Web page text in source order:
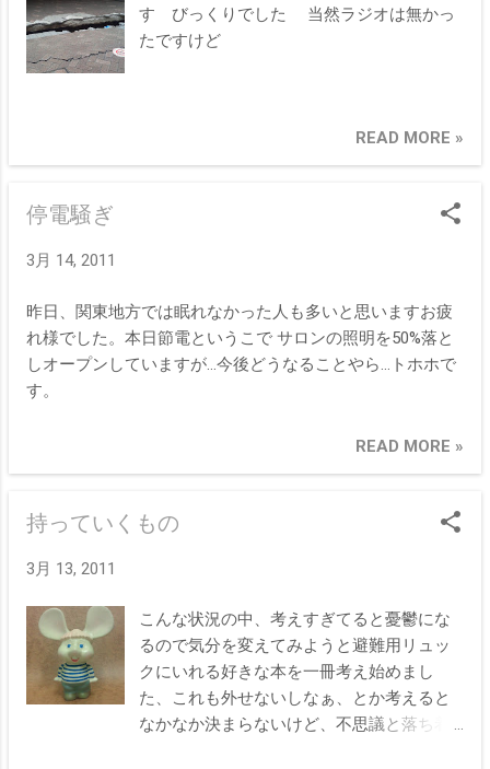
す びっくりでした 当然ラジオは無かっ
たですけど
READ MORE »
停電騒ぎ
3月 14, 2011
昨日、関東地方では眠れなかった人も多いと思いますお疲
れ様でした。本日節電というこで サロンの照明を50%落と
しオープンしていますが…今後どうなることやら…トホホで
す。
READ MORE »
持っていくもの
3月 13, 2011
こんな状況の中、考えすぎてると憂鬱にな
るので気分を変えてみようと避難用リュッ
クにいれる好きな本を一冊考え始めまし
た、これも外せないしなぁ、とか考えると
なかなか決まらないけど、不思議と落ち着